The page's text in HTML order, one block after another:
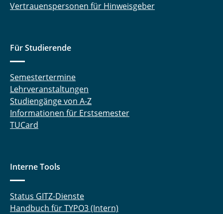
Vertrauenspersonen für Hinweisgeber
Für Studierende
Semestertermine
Lehrveranstaltungen
Studiengänge von A-Z
Informationen für Erstsemester
TUCard
Interne Tools
Status GITZ-Dienste
Handbuch für TYPO3 (Intern)